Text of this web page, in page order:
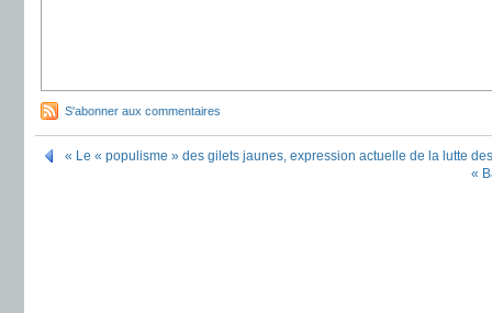
S'abonner aux commentaires
« Le « populisme » des gilets jaunes, expression actuelle de la lutte
«